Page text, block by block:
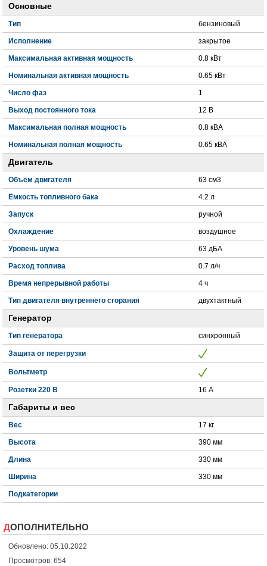
Основные
Тип бензиновый
Исполнение закрытое
Максимальная активная мощность 0.8 кВт
Номинальная активная мощность 0.65 кВт
Число фаз 1
Выход постоянного тока 12 В
Максимальная полная мощность 0.8 кВА
Номинальная полная мощность 0.65 кВА
Двигатель
Объём двигателя 63 см3
Ёмкость топливного бака 4.2 л
Запуск ручной
Охлаждение воздушное
Уровень шума 63 дБА
Расход топлива 0.7 л/ч
Время непрерывной работы 4 ч
Тип двигателя внутреннего сгорания двухтактный
Генератор
Тип генератора синхронный
Защита от перегрузки
Вольтметр
Розетки 220 В 16 А
Габариты и вес
Вес 17 кг
Высота 390 мм
Длина 330 мм
Ширина 330 мм
Подкатегории
ДОПОЛНИТЕЛЬНО
Обновлено: 05.10.2022
Просмотров: 654